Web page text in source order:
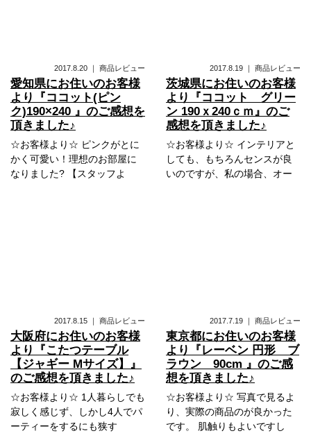
2017.8.20 ｜ 商品レビュー
愛知県にお住いのお客様
より『ココット(ピン
ク)190×240 』のご感想を
頂きました♪
☆お客様より☆ ピンクがとに
かく可愛い！理想のお部屋に
なりました? 【スタッフよ
2017.8.19 ｜ 商品レビュー
茨城県にお住いのお客様
より『ココット グリー
ン 190ｘ240ｃｍ』のご
感想を頂きました♪
☆お客様より☆ インテリアと
しても、もちろんセンスが良
いのですが、私の場合、オー
2017.8.15 ｜ 商品レビュー
大阪府にお住いのお客様
より『こたつテーブル
【ジャギー Mサイズ】』
のご感想を頂きました♪
☆お客様より☆ 1人暮らしでも
寂しく感じず、しかし4人でパ
ーティーをするにも狭す
2017.7.19 ｜ 商品レビュー
東京都にお住いのお客様
より『レーベン 円形 ブ
ラウン 90cm 』のご感
想を頂きました♪
☆お客様より☆ 写真で見るよ
り、実際の商品のが良かった
です。 肌触りもよいですし